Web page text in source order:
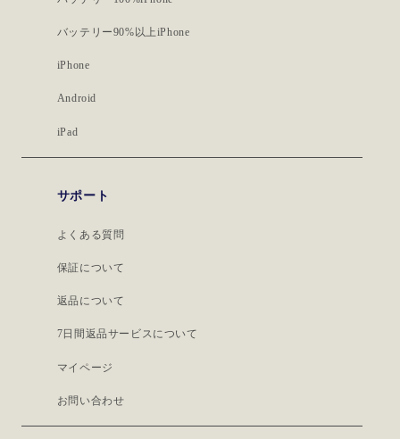
バッテリー90%以上iPhone
iPhone
Android
iPad
サポート
よくある質問
保証について
返品について
7日間返品サービスについて
マイページ
お問い合わせ